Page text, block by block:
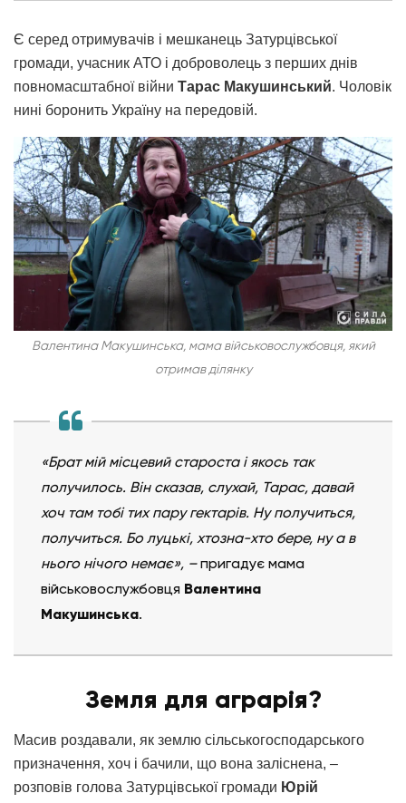
Є серед отримувачів і мешканець Затурцівської
громади, учасник АТО і доброволець з перших днів
повномасштабної війни Тарас Макушинський. Чоловік
нині боронить Україну на передовій.
Валентина Макушинська, мама військовослужбовця, який
отримав ділянку
«Брат мій місцевий староста і якось так
получилось. Він сказав, слухай, Тарас, давай
хоч там тобі тих пару гектарів. Ну получиться,
получиться. Бо луцькі, хтозна-хто бере, ну а в
нього нічого немає», – пригадує мама
військовослужбовця Валентина
Макушинська.
Земля для аграрія?
Масив роздавали, як землю сільськогосподарського
призначення, хоч і бачили, що вона заліснена, –
розповів голова Затурцівської громади Юрій